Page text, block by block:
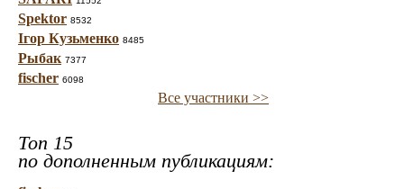
Spektor 8532
Ігор Кузьменко 8485
Рыбак 7377
fischer 6098
Все участники >>
Топ 15
по дополненным публикациям: